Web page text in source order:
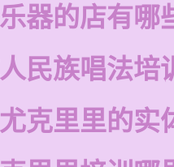
器的店有哪
民族唱法培
克里里的实